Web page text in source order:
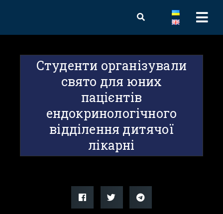
Студенти організували
свято для юних
пацієнтів
ендокринологічного
відділення дитячої
лікарні